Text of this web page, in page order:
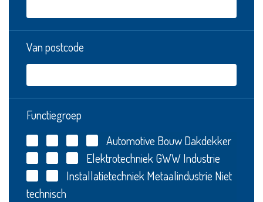
Van postcode
Functiegroep
Automotive BouwDakdekker
Elektrotechniek GWWIndustrie
Installatietechniek Metaalindustrie Niet
technisch